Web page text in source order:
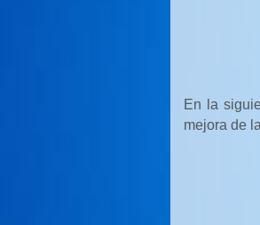
En la
mejora de